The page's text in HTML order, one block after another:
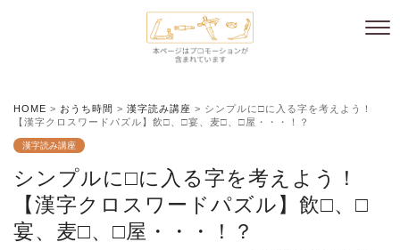
HOME > おうち時間 > 漢字読み講座 > シンプルに□に入る字を考えよう！
【漢字クロスワードパズル】飲□、□宴、麦□、□屋・・・！？
漢字読み講座
シンプルに□に入る字を考えよう！
【漢字クロスワードパズル】飲□、□
宴、麦□、□屋・・・！？